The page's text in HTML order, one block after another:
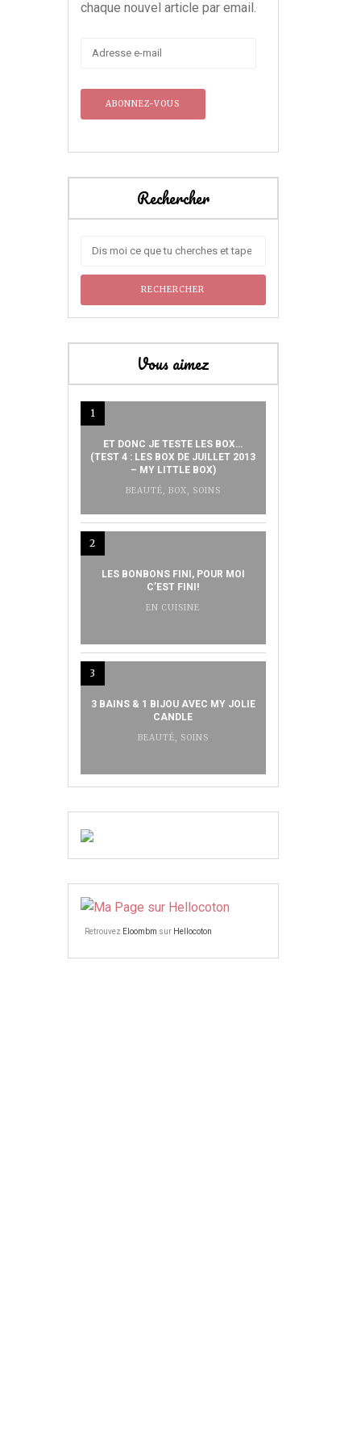
chaque nouvel article par email.
Adresse
mail
Rechercher
Vous aimez
1
ET DONC JE TESTE LES BOX…
(TEST 4 : LES BOX DE JUILLET 2013
– MY LITTLE BOX)
BEAUTÉ, BOX, SOINS
2
LES BONBONS FINI, POUR MOI
C’EST FINI!
EN CUISINE
3
3 BAINS & 1 BIJOU AVEC MY JOLIE
CANDLE
BEAUTÉ, SOINS
Retrouvez Eloombm sur Hellocoton